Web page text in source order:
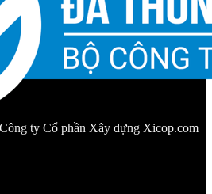
ty Cổ phần Xây dựng Xicop.com